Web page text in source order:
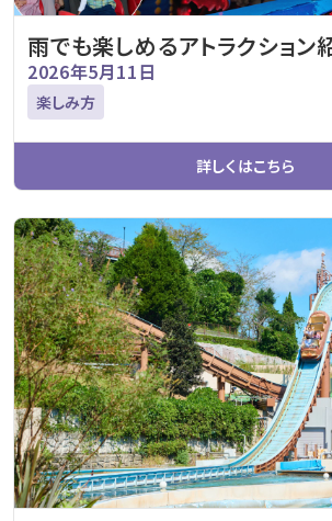
雨でも楽しめるアトラクショ
2026年5月11日
楽しみ方
詳しくはこちら